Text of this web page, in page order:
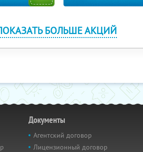
БОЛЬШЕ АКЦИЙ
Документы
Агентский договор
Лицензионный договор